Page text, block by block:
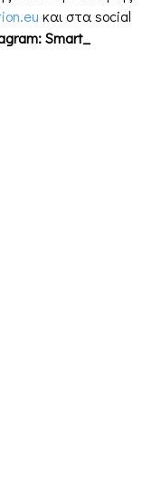
και στα social
Smart_